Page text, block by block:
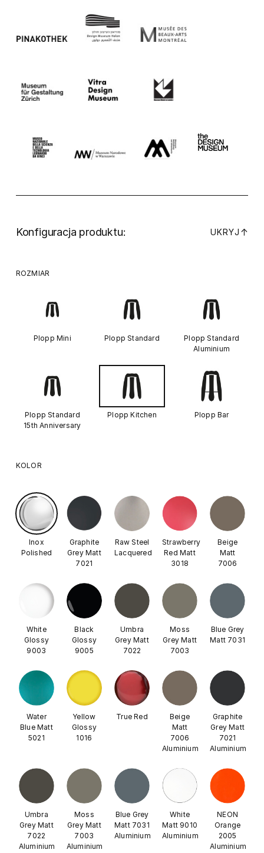
Konfiguracja produktu: UKRYJ ↓
ROZMIAR
Plopp Mini Plopp Standard
Plopp Standard
Aluminium
Plopp Standard
15th Anniversary
Plopp Kitchen Plopp Bar
KOLOR
Inox
Polished
Graphite
Grey Matt
7021
Raw Steel
Lacquered
Strawberry
Red Matt
3018
Beige
Matt
7006
White
Glossy
9003
Black
Glossy
9005
Umbra
Grey Matt
7022
Moss
Grey Matt
7003
Blue Grey
Matt 7031
Water
Blue Matt
5021
Yellow
Glossy
1016
True Red
Beige
Matt
7006
Aluminium
Graphite
Grey Matt
7021
Aluminium
Umbra
Grey Matt
7022
Aluminium
Moss
Grey Matt
7003
Aluminium
Blue Grey
Matt 7031
Aluminium
White
Matt 9010
Aluminium
NEON
Orange
2005
Aluminium